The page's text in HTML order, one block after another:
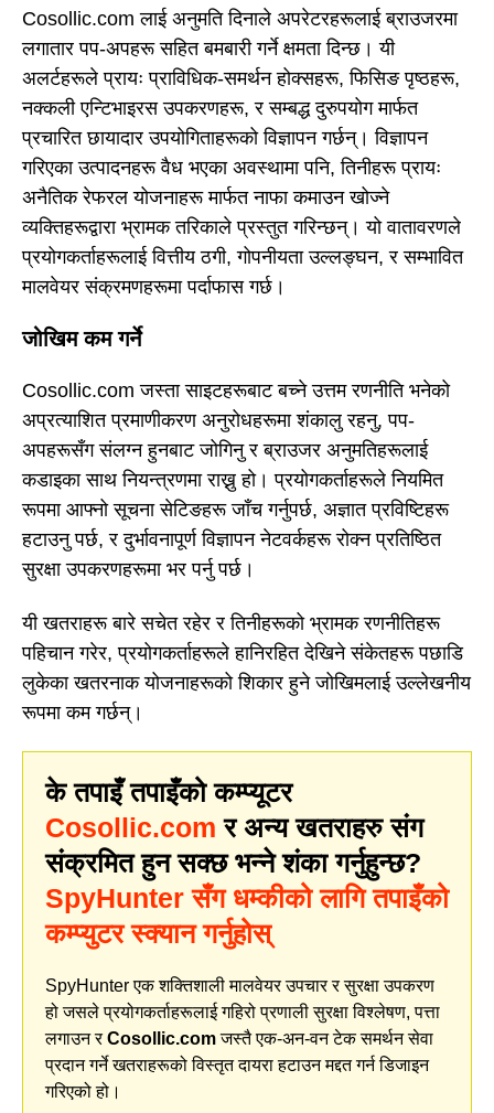
Cosollic.com लाई अनुमति दिनाले अपरेटरहरूलाई ब्राउजरमा
लगातार पप-अपहरू सहित बमबारी गर्ने क्षमता दिन्छ। यी
अलर्टहरूले प्रायः प्राविधिक-समर्थन होक्सहरू, फिसिङ पृष्ठहरू,
नक्कली एन्टिभाइरस उपकरणहरू, र सम्बद्ध दुरुपयोग मार्फत
प्रचारित छायादार उपयोगिताहरूको विज्ञापन गर्छन्। विज्ञापन
गरिएका उत्पादनहरू वैध भएका अवस्थामा पनि, तिनीहरू प्रायः
अनैतिक रेफरल योजनाहरू मार्फत नाफा कमाउन खोज्ने
व्यक्तिहरूद्वारा भ्रामक तरिकाले प्रस्तुत गरिन्छन्। यो वातावरणले
प्रयोगकर्ताहरूलाई वित्तीय ठगी, गोपनीयता उल्लङ्घन, र सम्भावित
मालवेयर संक्रमणहरूमा पर्दाफास गर्छ।
जोखिम कम गर्ने
Cosollic.com जस्ता साइटहरूबाट बच्ने उत्तम रणनीति भनेको
अप्रत्याशित प्रमाणीकरण अनुरोधहरूमा शंकालु रहनु, पप-
अपहरूसँग संलग्न हुनबाट जोगिनु र ब्राउजर अनुमतिहरूलाई
कडाइका साथ नियन्त्रणमा राख्नु हो। प्रयोगकर्ताहरूले नियमित
रूपमा आफ्नो सूचना सेटिङहरू जाँच गर्नुपर्छ, अज्ञात प्रविष्टिहरू
हटाउनु पर्छ, र दुर्भावनापूर्ण विज्ञापन नेटवर्कहरू रोक्न प्रतिष्ठित
सुरक्षा उपकरणहरूमा भर पर्नु पर्छ।
यी खतराहरू बारे सचेत रहेर र तिनीहरूको भ्रामक रणनीतिहरू
पहिचान गरेर, प्रयोगकर्ताहरूले हानिरहित देखिने संकेतहरू पछाडि
लुकेका खतरनाक योजनाहरूको शिकार हुने जोखिमलाई उल्लेखनीय
रूपमा कम गर्छन्।
के तपाइँ तपाइँको कम्प्यूटर
Cosollic.com र अन्य खतराहरु संग
संक्रमित हुन सक्छ भन्ने शंका गर्नुहुन्छ?
SpyHunter सँग धम्कीको लागि तपाइँको
कम्प्युटर स्क्यान गर्नुहोस्
SpyHunter एक शक्तिशाली मालवेयर उपचार र सुरक्षा उपकरण
हो जसले प्रयोगकर्ताहरूलाई गहिरो प्रणाली सुरक्षा विश्लेषण, पत्ता
लगाउन रCosollic.comजस्तै एक-अन-वन टेक समर्थन सेवा
प्रदान गर्ने खतराहरूको विस्तृत दायरा हटाउन मद्दत गर्न डिजाइन
गरिएको हो।